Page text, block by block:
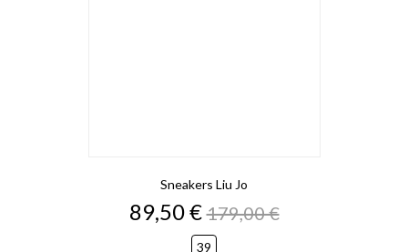
Sneakers Liu Jo
Preço
89,50 €Preço
normal
179,00 €
39